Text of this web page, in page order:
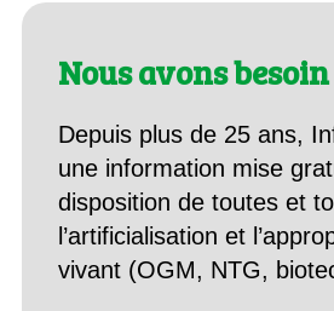
Nous avons
Depuis plus de 25 ans,
une information mise
disposition de toutes et
l’artificialisation et
vivant (OGM, NTG,